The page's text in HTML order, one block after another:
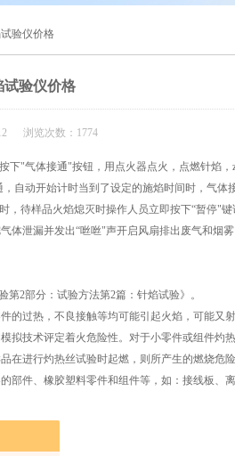
验仪价格
试验仪价格
浏览次数：1774
下"气体接通"按钮，用点火器点火，点燃针焰，
自动开始计时当到了设定的施焰时间时，气体
待样品火焰熄灭时操作人员立即按下“暂停"键
体泄漏并发出“咝咝"声开启风扇排出废气和烟
第2部分：试验方法第2篇：针焰试验》。
的过热，不良接触等均可能引起火焰，可能又
拟技术评定着火危险性。对于小零件或组件灼
在进行灼热丝试验时起燃，则所产生的燃烧危
部件、橡胶塑料零件和组件等，如：接线板、